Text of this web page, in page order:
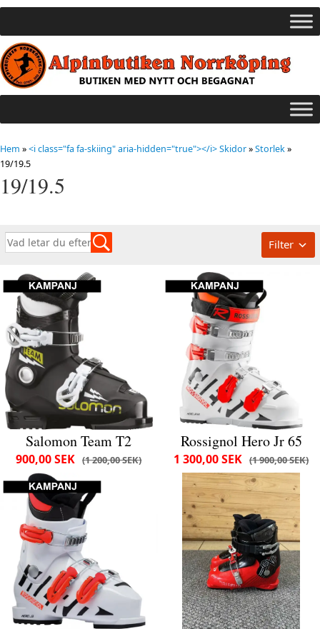
Hem »<i class="fa fa-skiing" aria-hidden="true"></i> Skidor»Storlek»
19/19.5
19/19.5
Filter
Salomon Team T2
1 200,00 SEK
900,00 SEK
Rossignol Hero Jr 65
1 900,00 SEK
1 300,00 SEK